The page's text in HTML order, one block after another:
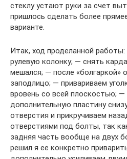
стеклу устают руки за счет
пришлось сделать более
варианте.
Итак, ход проделанной
рулевую колонку; — снять
мешался; — после «болгаркой»
заподлицо; — привариваем
вровень со всей плоскостью; —
дополнительную пластину
отверстия и прикручиваем
отверстиями под болты, так
задняя часть вообще на двух
решил я ее конкретно